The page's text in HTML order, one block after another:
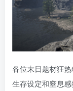
各位末日题材狂
生存设定和窒息